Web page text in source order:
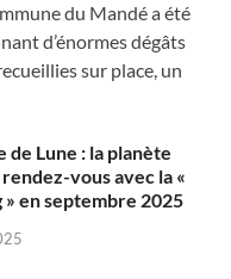
du Mandé a été
d’énormes dégâts
sur place, un
de Lune : la planète
vous avec la «
» en septembre 2025